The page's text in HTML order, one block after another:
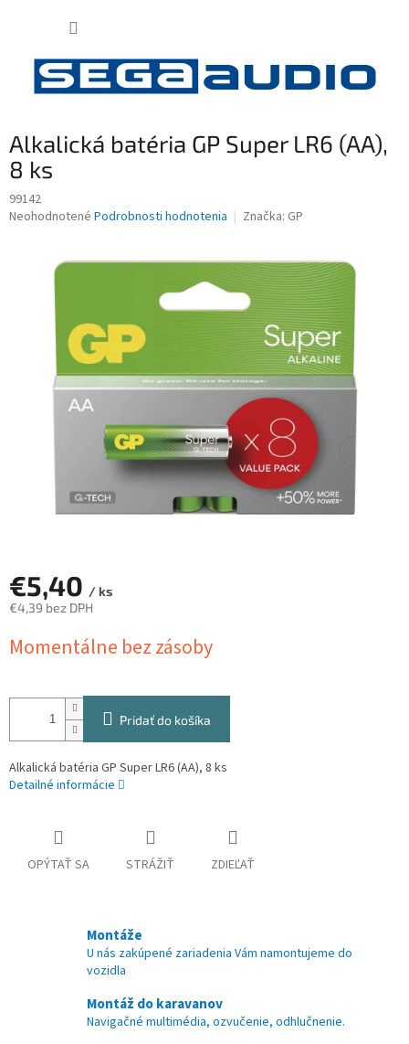
Alkalická batéria GP Super LR6 (AA),
8 ks
99142
Priemerné
hviezdičiek.
Neohodnotené Podrobnosti hodnotenia Značka: GP
€5,40 / ks
€4,39 bez DPH
cena:
Momentálne bez zásoby
Pridať do košíka
Alkalická batéria GP Super LR6 (AA), 8 ks
Detailné informácie
OPÝTAŤ SA STRÁŽIŤ ZDIEĽAŤ
Montáže
U nás zakúpené zariadenia Vám namontujeme do
vozidla
Montáž do karavanov
Navigačné multimédia, ozvučenie, odhlučnenie.